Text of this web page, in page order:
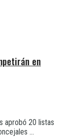
en
aprobó 20 listas
...